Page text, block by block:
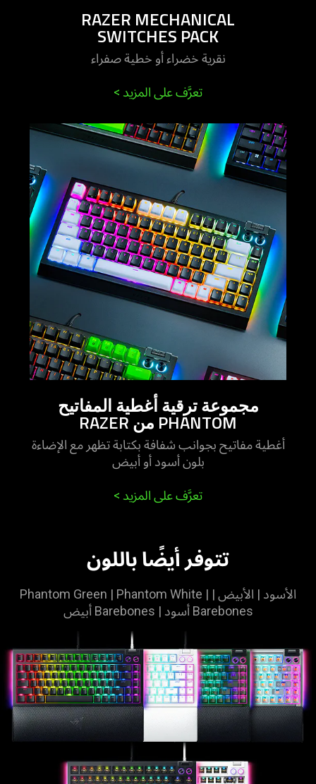
RAZER MECHANICAL
SWITCHES PACK
نقرية خضراء أو خطية صفراء
تعرَّف على المزيد >
مجموعة ترقية أغطية المفاتيح
PHANTOM من RAZER
أغطية مفاتيح بجوانب شفافة بكتابة تظهر مع الإضاءة
بلون أسود أو أبيض
تعرَّف على المزيد >
تتوفر أيضًا باللون
الأسود | الأبيض | Phantom Green | Phantom White |
Barebones أسود | Barebones أبيض